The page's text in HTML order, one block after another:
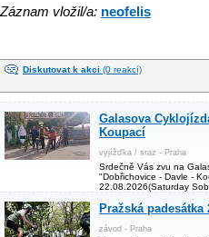
Záznam vložil/a: neofelis
Diskutovat k akci (0 reakcí)
Galasova
Koupací
vyjížďka / sraz - Praha
Srdečně Vás zvu na
"Dobřichovice - Davle -
22.08.2026(Saturday
Pražská padesátka
závod - Praha